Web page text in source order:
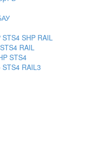
SHP RAIL
RAIL
STS4
RAIL3